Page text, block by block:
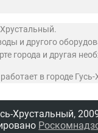
и другого
города и другая
в городе
Хрустальный,